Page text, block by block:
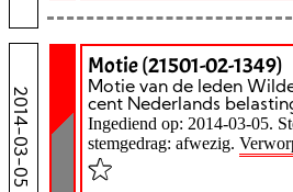
2014-03-05
Motie (21501-02-1349)
Motie van de leden
cent Nederlands
Ingediend op: 2014-03-05.
stemgedrag: afwezig.